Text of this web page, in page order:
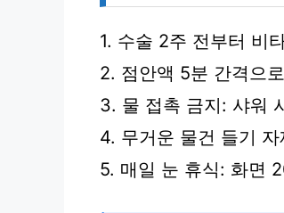
1. 수술 2주 전부터 비
2. 점안액 5분 간격으
3. 물 접촉 금지: 샤워
4. 무거운 물건 들기
5. 매일 눈 휴식: 화면